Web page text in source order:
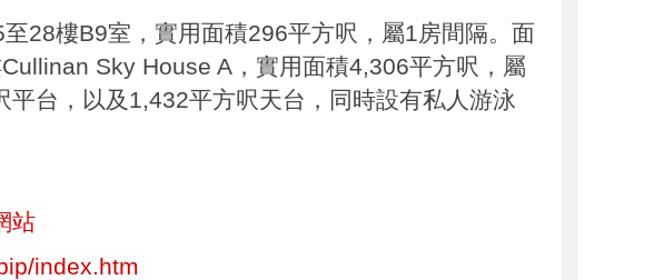
28樓B9室，實用面積296平方呎，屬1房間隔。面
Sky House A，實用面積4,306平方呎，屬
平台，以及1,432平方呎天台，同時設有私人游泳
站
index.htm